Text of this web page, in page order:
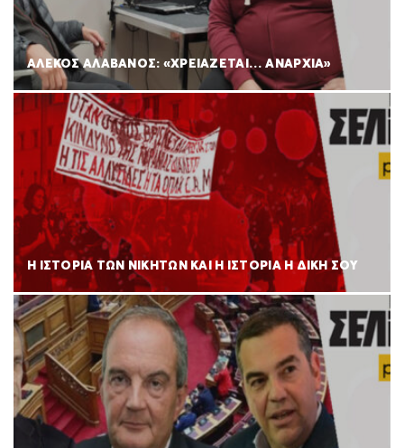
ΑΛΕΚΟΣ ΑΛΑΒΑΝΟΣ: «ΧΡΕΙΑΖΕΤΑΙ… ΑΝΑΡΧΙΑ»
Η ΙΣΤΟΡΙΑ ΤΩΝ ΝΙΚΗΤΩΝ ΚΑΙ Η ΙΣΤΟΡΙΑ Η ΔΙΚΗ ΣΟΥ